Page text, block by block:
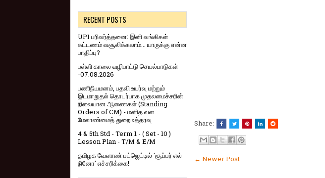
Share:
← Newer Post
RECENT POSTS
UPI பரிவர்த்தனை: இனி வங்கிகள்
கட்டணம் வசூலிக்கலாம்... யாருக்கு என்ன
பாதிப்பு?
பள்ளி காலை வழிபாட்டு செயல்பாடுகள்
-07.08.2026
பணிநியமனம், பதவி உயர்வு மற்றும்
இடமாறுதல் தொடர்பாக முதலமைச்சரின்
நிலையான ஆணைகள் (Standing
Orders of CM) - மனித வள
மேலாண்மைத் துறை உத்தரவு
4 & 5th Std - Term 1 - ( Set - 10 )
Lesson Plan - T/M & E/M
தமிழக வேளாண் பட்ஜெட்டில் 'சூப்பர் எல்
நினோ' எச்சரிக்கை!